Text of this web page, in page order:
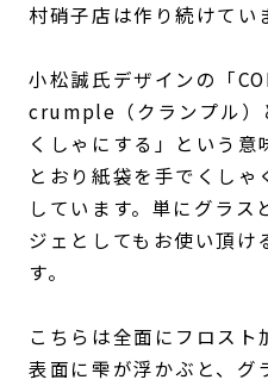
村硝子店は作り続けてい
小松誠氏デザインの「
crumple（クランプル）
くしゃにする」という意
とおり紙袋を手でくし
しています。単にグラス
ジェとしてもお使い頂け
す。
こちらは全面にフロスト
表面に雫が浮かぶと、グ